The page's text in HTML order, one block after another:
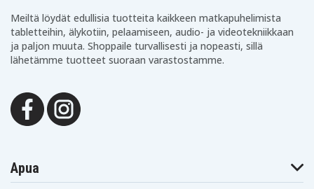
Kapasiteetti 20000 mAh
sopii
Meiltä löydät edullisia tuotteita kaikkeen matkapuhelimista
tabletteihin, älykotiin, pelaamiseen, audio- ja videotekniikkaan
ja paljon muuta. Shoppaile turvallisesti ja nopeasti, sillä
lähetämme tuotteet suoraan varastostamme.
Apua